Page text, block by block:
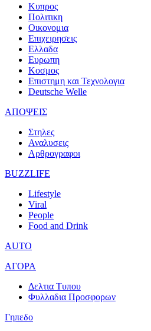
Κυπρος
Πολιτικη
Οικονομια
Επιχειρησεις
Ελλαδα
Ευρωπη
Κοσμος
Επιστημη και Τεχνολογια
Deutsche Welle
ΑΠΟΨΕΙΣ
Στηλες
Αναλυσεις
Αρθρογραφοι
BUZZLIFE
Lifestyle
Viral
People
Food and Drink
AUTO
ΑΓΟΡΑ
Δελτια Τυπου
Φυλλαδια Προσφορων
Γηπεδο